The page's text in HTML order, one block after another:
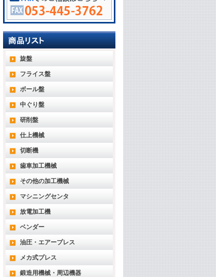
旋盤
フライス盤
ボール盤
中ぐり盤
研削盤
仕上機械
切断機
歯車加工機械
その他の加工機械
マシニングセンタ
放電加工機
ベンダー
油圧・エアープレス
メカ式プレス
鍛造用機械・周辺機器